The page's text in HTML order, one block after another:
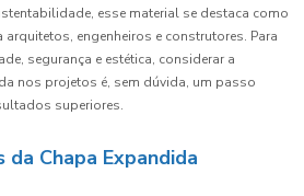
esse material se destaca como
engenheiros e construtores. Para
segurança e estética, considerar a
nos projetos é, sem dúvida, um passo
superiores.
Chapa Expandida